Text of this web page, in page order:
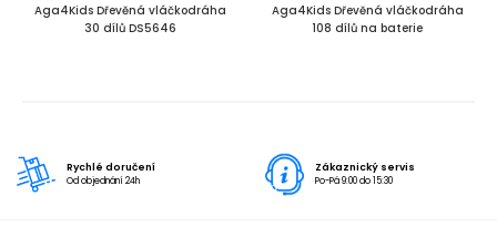
Aga4Kids Dřevěná vláčkodráha
30 dílů DS5646
Aga4Kids Dřevěná vláčkodráha
108 dílů na baterie
Rychlé doručení
Od objednání 24h
Zákaznický servis
Po-Pá 9:00 do 15:30